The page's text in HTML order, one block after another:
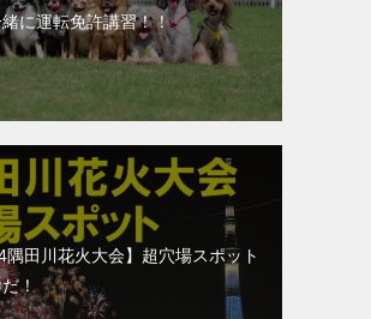
に運転免許講習！！
隅田川花火大会】超穴場スポット
！